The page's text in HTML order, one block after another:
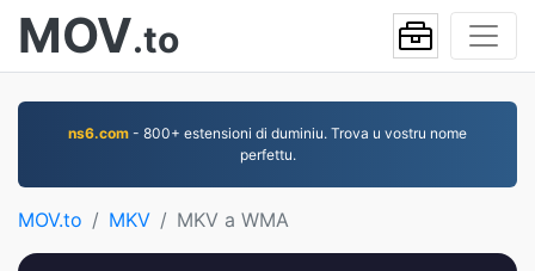
MOV.to
ns6.com - 800+ estensioni di duminiu. Trova u vostru nome
perfettu.
MOV.to MKV MKV a WMA